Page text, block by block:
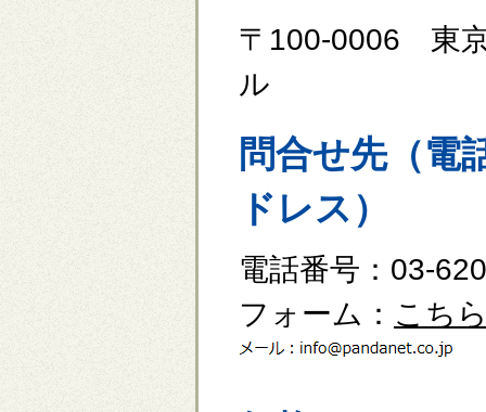
〒100-0006 東
ル
問合せ先（電
ドレス）
電話番号：03-
フォーム： こち